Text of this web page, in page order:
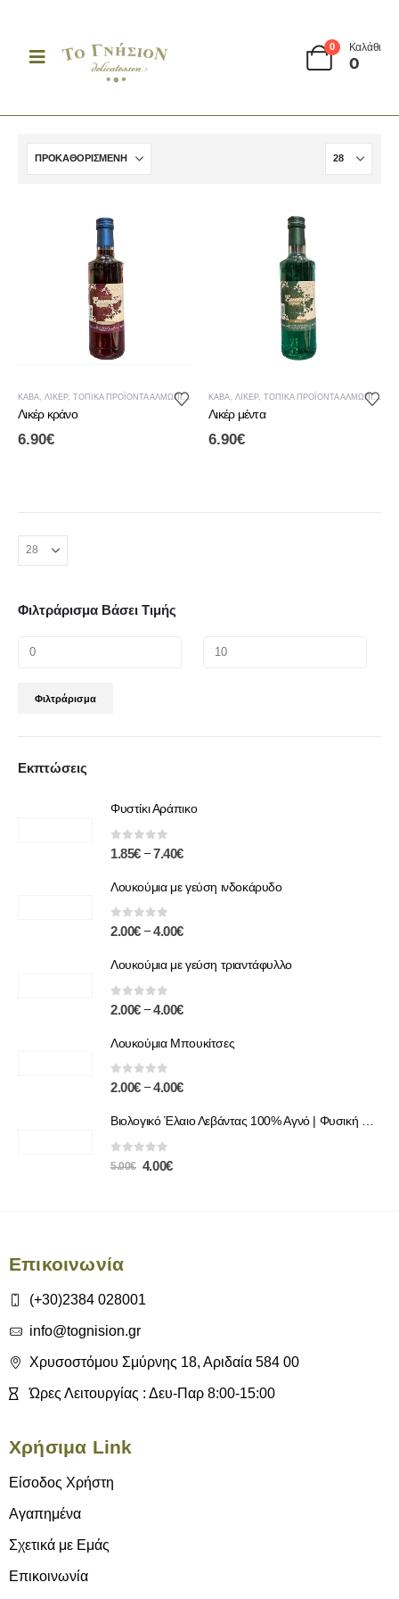
0 Καλάθι
0
KABA ΛΙΚΈΡ, ΤΟΠΙΚΆ ΠΡΟΪΌΝΤΑ ΑΛΜΩΠΊΑΣ
Λικέρ κράνο
6.90€
KABA ΛΙΚΈΡ, ΤΟΠΙΚΆ ΠΡΟΪΌΝΤΑ ΑΛΜΩΠΊΑΣ
Λικέρ μέντα
6.90€
Φιλτράρισμα Βάσει Τιμής
Φιλτράρισμα
Εκπτώσεις
Φυστίκι Αράπικο
0 out of 5
1.85€ – 7.40€
Λουκούμια με γεύση ινδοκάρυδο
0 out of 5
2.00€ – 4.00€
Λουκούμια με γεύση τριαντάφυλλο
0 out of 5
2.00€ – 4.00€
Λουκούμια Μπουκίτσες
0 out of 5
2.00€ – 4.00€
Βιολογικό Έλαιο Λεβάντας 100% Αγνό | Φυσική Χαλάρωση & Περιποίηση
0 out of 5
5.00€ 4.00€
Επικοινωνία
(+30)2384 028001
info@tognision.gr
Χρυσοστόμου Σμύρνης 18, Αριδαία 584 00
Ώρες Λειτουργίας : Δευ-Παρ 8:00-15:00
Χρήσιμα Link
Είσοδος Χρήστη
Αγαπημένα
Σχετικά με Εμάς
Επικοινωνία